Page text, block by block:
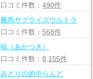
口コミ件数：490件
勝馬サプライズウルトラ
口コミ件数： 568件
暁（あかつき）
口コミ件数：8,155件
みどりの的中らんど